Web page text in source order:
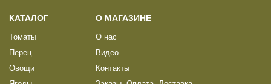
КАТАЛОГ
Томаты
Перец
Овощи
О МАГАЗИНЕ
О нас
Видео
Контакты